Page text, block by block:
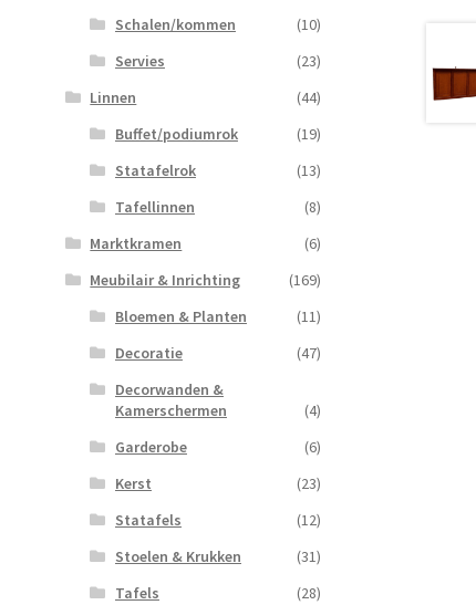
Schalen/kommen
(10)
Servies
(23)
Linnen
(44)
Buffet/podiumrok
(19)
Statafelrok
(13)
Tafellinnen
(8)
Marktkramen
(6)
Meubilair & Inrichting
(169)
Bloemen & Planten
(11)
Decoratie
(47)
Decorwanden &
Kamerschermen
(4)
Garderobe
(6)
Kerst
(23)
Statafels
(12)
Stoelen & Krukken
(31)
Tafels
(28)